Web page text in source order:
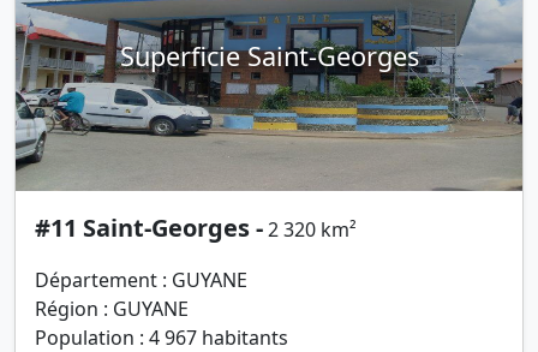
Superficie Saint-Georges
#11 Saint-Georges -2 320 km²
Département : GUYANE
Région : GUYANE
Population : 4 967 habitants